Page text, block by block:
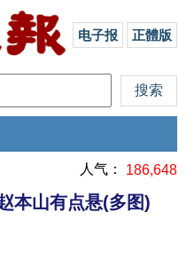
电子报 正體版
人气： 186,648
本山有点悬(多图)